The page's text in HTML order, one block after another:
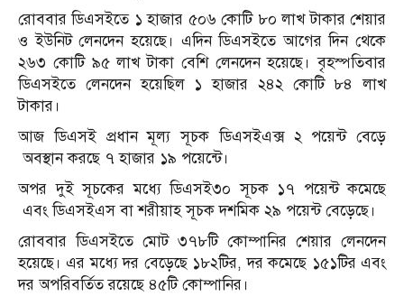
রোববার ডিএসইতে ১ হাজার ৫০৬ কোটি ৮০ লাখ টাকার শেয়ার
ও ইউনিট লেনদেন হয়েছে। এদিন ডিএসইতে আগের দিন থেকে
২৬৩ কোটি ৯৫ লাখ টাকা বেশি লেনদেন হয়েছে। বৃহস্পতিবার
ডিএসইতে লেনদেন হয়েছিল ১ হাজার ২৪২ কোটি ৮৪ লাখ
টাকার।
আজ ডিএসই প্রধান মূল্য সূচক ডিএসইএক্স ২ পয়েন্ট বেড়ে
অবস্থান করছে ৭ হাজার ১৯ পয়েন্টে।
অপর দুই সূচকের মধ্যে ডিএসই৩০ সূচক ১৭ পয়েন্ট কমেছে
এবং ডিএসইএস বা শরীয়াহ সূচক দশমিক ২৯ পয়েন্ট বেড়েছে।
রোববার ডিএসইতে মোট ৩৭৮টি কোম্পানির শেয়ার লেনদেন
হয়েছে। এর মধ্যে দর বেড়েছে ১৮২টির, দর কমেছে ১৫১টির এবং
দর অপরিবর্তিত রয়েছে ৪৫টি কোম্পানির।